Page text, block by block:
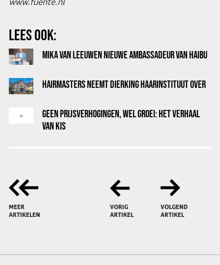
www.fuente.nl
LEES OOK:
MIKA VAN LEEUWEN NIEUWE AMBASSADEUR VAN HAIBU
HAIRMASTERS NEEMT DIERKING HAARINSTITUUT OVER
GEEN PRIJSVERHOGINGEN, WEL GROEI: HET VERHAAL
VAN KIS
MEER
ARTIKELEN
VORIG
ARTIKEL
VOLGEND
ARTIKEL